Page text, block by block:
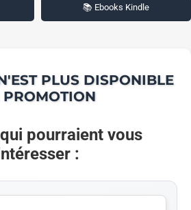
📚 Ebooks Kindle
PLUS DISPONIBLE
PROMOTION
pourraient vous
: